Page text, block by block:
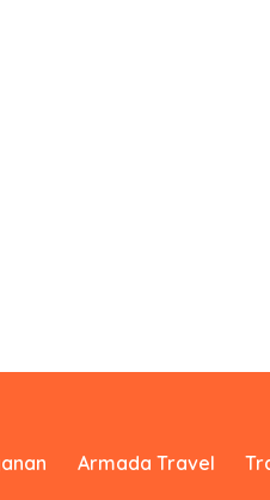
Armada Travel